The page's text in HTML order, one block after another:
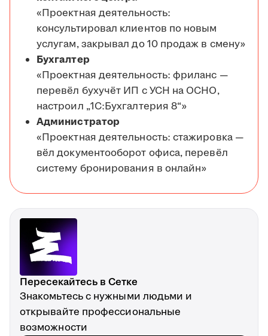
«Проектная деятельность:
консультировал клиентов по новым
услугам, закрывал до 10 продаж в смену»
Бухгалтер
«Проектная деятельность: фриланс —
перевёл бухучёт ИП с УСН на ОСНО,
настроил „1С:Бухгалтерия 8“»
Администратор
«Проектная деятельность: стажировка —
вёл документооборот офиса, перевёл
систему бронирования в онлайн»
Пересекайтесь в Сетке
Знакомьтесь с нужными людьми и
открывайте профессиональные
возможности